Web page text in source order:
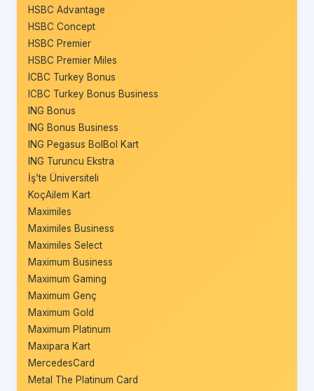
HSBC Advantage
HSBC Concept
HSBC Premier
HSBC Premier Miles
ICBC Turkey Bonus
ICBC Turkey Bonus Business
ING Bonus
ING Bonus Business
ING Pegasus BolBol Kart
ING Turuncu Ekstra
İş’te Üniversiteli
KoçAilem Kart
Maximiles
Maximiles Business
Maximiles Select
Maximum Business
Maximum Gaming
Maximum Genç
Maximum Gold
Maximum Platinum
Maxipara Kart
MercedesCard
Metal The Platinum Card